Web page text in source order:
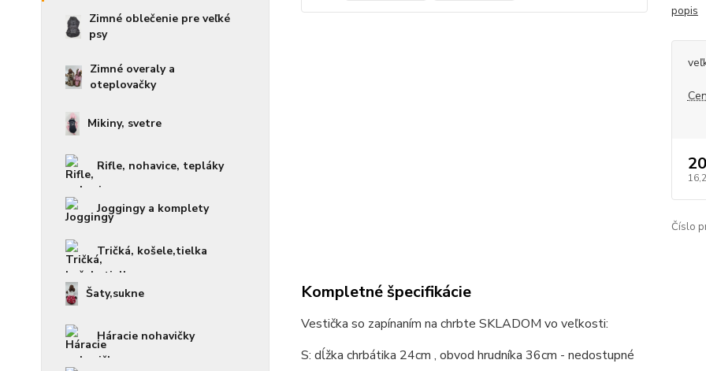
Zimné oblečenie pre veľké
psy
Zimné overaly a
oteplovačky
Mikiny, svetre
Rifle, nohavice, tepláky
Joggingy a komplety
Tričká, košele,tielka
Šaty,sukne
Háracie nohavičky
popis
Číslo
Kompletné špecifikácie
Vestička so zapínaním na chrbte SKLADOM vo veľkosti:
S: dĺžka chrbátika 24cm , obvod hrudníka 36cm - nedostupné